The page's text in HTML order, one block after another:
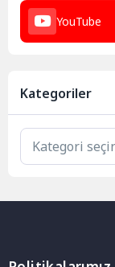
YouTube
Kategoriler